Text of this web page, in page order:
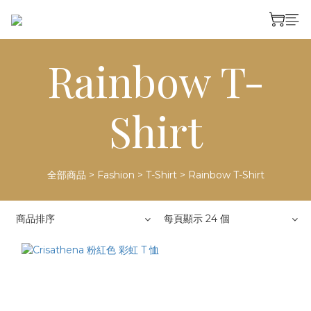
Rainbow T-
Shirt
全部商品 > Fashion > T-Shirt> Rainbow T-Shirt
商品排序 每頁顯示 24 個